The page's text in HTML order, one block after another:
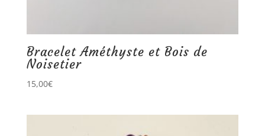
Bracelet Améthyste et Bois de
Noisetier
15,00€